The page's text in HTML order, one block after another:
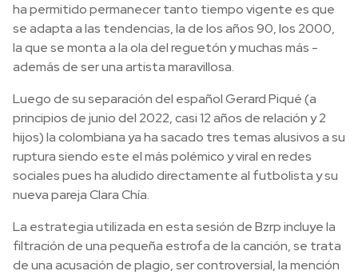
ha permitido permanecer tanto tiempo vigente es que
se adapta a las tendencias, la de los años 90, los 2000,
la que se monta a la ola del reguetón y muchas más -
además de ser una artista maravillosa.
Luego de su separación del español Gerard Piqué (a
principios de junio del 2022, casi 12 años de relación y 2
hijos) la colombiana ya ha sacado tres temas alusivos a su
ruptura siendo este el más polémico y viral en redes
sociales pues ha aludido directamente al futbolista y su
nueva pareja Clara Chía.
La estrategia utilizada en esta sesión de Bzrp incluye la
filtración de una pequeña estrofa de la canción, se trata
de una acusación de plagio, ser controversial, la mención